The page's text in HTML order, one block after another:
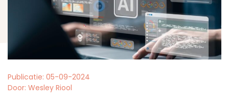
Publicatie: 05-09-2024
Door: Wesley Riool